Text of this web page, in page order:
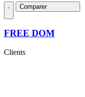
Comparer
FREE DOM
Clients